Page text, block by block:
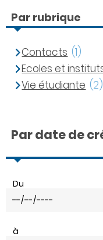
Par rubrique
Contacts (1)
Ecoles et
Vie étudiante (2)
Par date de
Du
à